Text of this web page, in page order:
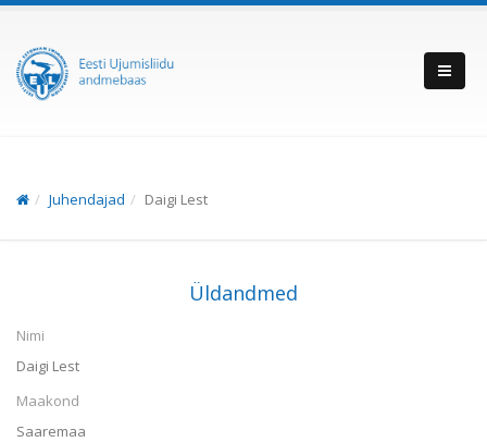
Juhendajad Daigi Lest
Üldandmed
Nimi
Daigi Lest
Maakond
Saaremaa